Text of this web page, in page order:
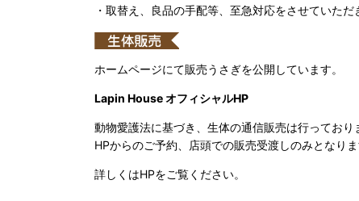
・取替え、良品の手配等、至急対応をさせていただ
ホームページにて販売うさぎを公開しています。
Lapin House オフィシャルHP
動物愛護法に基づき、生体の通信販売は行っており
HPからのご予約、店頭での販売受渡しのみとなり
詳しくはHPをご覧ください。